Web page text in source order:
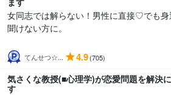
女同志では解らない！男性に直接♡でも身
聞けない方に。
てんせつ☆... 4.9(705)
気さくな教授(■心理学)が恋愛問題を解決
す